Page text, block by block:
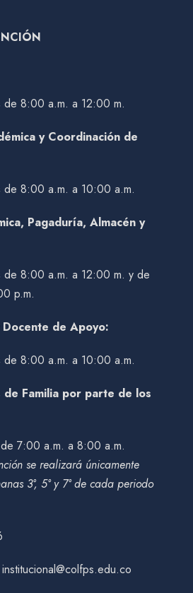
de 8:00 a.m. a 12:00 m.
y Coordinación de
de 8:00 a.m. a 10:00 a.m.
Pagaduría, Almacén y
de 8:00 a.m. a 12:00 m. y de
p.m.
de Apoyo:
de 8:00 a.m. a 10:00 a.m.
Familia por parte de los
7:00 a.m. a 8:00 a.m.
se realizará únicamente
3°, 5° y 7° de cada periodo